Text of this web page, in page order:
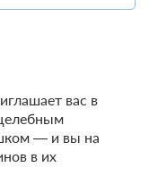
вас в
— и вы на
в их